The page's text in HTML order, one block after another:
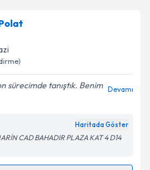
sürecimde tanıştık. Benim Devamı
Haritada Göster
CAD BAHADIR PLAZA KAT 4 D14